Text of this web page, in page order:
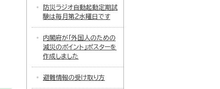
防災ラジオ自動起動定期試
験は毎月第2水曜日です
内閣府が「外国人のための
減災のポイント」ポスターを
作成しました
避難情報の受け取り方